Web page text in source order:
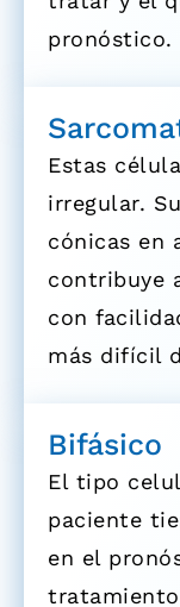
pronóstico.
Estas
irregular.
cónicas en
contribuye
con
más difícil
Bifásico
El tipo
paciente
en el